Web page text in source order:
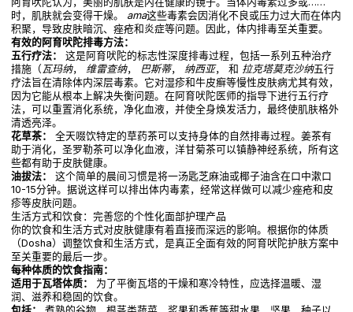
时，肌肤就会变得干燥。 ama这些毒素会因消化不良或压力过大而在体内
积聚，导致皮肤暗沉、痤疮和炎症等问题。因此，体内排毒至关重要。
有效的阿育吠陀排毒方法：
五行疗法：
这是阿育吠陀的标志性深度排毒过程，包括一系列五种治疗
措施（ 瓦玛纳， 维雷查纳， 巴斯蒂， 纳西亚， 和 拉克塔莫克沙纳五行
疗法旨在清除体内深层毒素。它对湿疹和牛皮癣等慢性皮肤病尤其有效，
因为它能从根本上解决失衡问题。在阿育吠陀医师的指导下进行五行疗
法，可以重置消化系统，净化血液，并使全身焕发活力，最终使肌肤格外
清透亮泽。
花草茶：
全天啜饮特定的草药茶可以支持身体的自然排毒过程。姜茶有
助于消化，圣罗勒茶可以净化血液，洋甘菊茶可以镇静神经系统，所有这
些都有助于皮肤健康。
油拔法：
这个简单的晨间习惯是将一汤匙芝麻油或椰子油含在口中漱口
10-15分钟。据说这样可以排出体内毒素，经常这样做可以减少痤疮和皮
疹等皮肤问题。
生活方式和饮食：完善您的个性化面部护理产品
你的饮食和生活方式对皮肤健康有着直接而深远的影响。根据你的体质
（Dosha）调整饮食和生活方式，是真正全面有效的阿育吠陀护肤方案中
至关重要的最后一步。
每种体质的饮食指南：
适用于瓦塔体质：
为了平衡瓦塔的干燥和寒冷特性，应选择温暖、湿
润、滋养和稳固的饮食。
包括：
煮熟的谷物、根茎类蔬菜、浆果和香蕉等甜水果、坚果、种子以